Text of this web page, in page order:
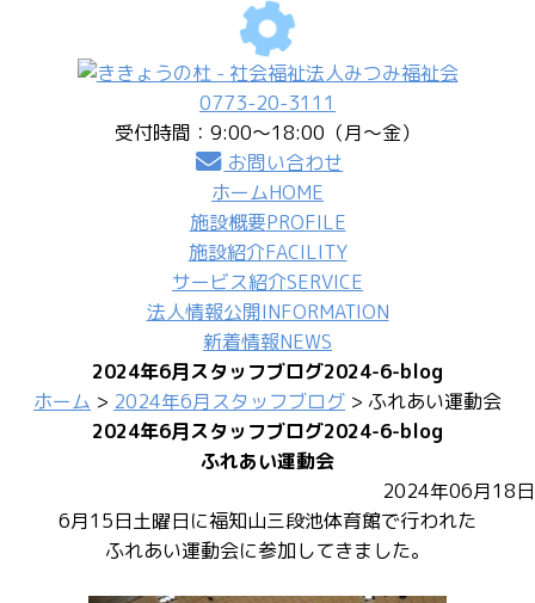
0773-20-3111
受付時間：9:00〜18:00（月〜金）
お問い合わせ
ホームHOME
施設概要PROFILE
施設紹介FACILITY
サービス紹介SERVICE
法人情報公開INFORMATION
新着情報NEWS
2024年6月スタッフブログ2024-6-blog
ホーム > 2024年6月スタッフブログ > ふれあい運動会
2024年6月スタッフブログ2024-6-blog
ふれあい運動会
2024年06月18日
6月15日土曜日に福知山三段池体育館で行われた
ふれあい運動会に参加してきました。